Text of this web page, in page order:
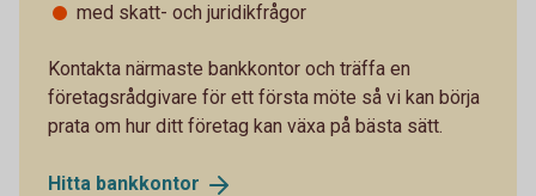
med skatt- och juridikfrågor
Kontakta närmaste bankkontor och träffa en
företagsrådgivare för ett första möte så vi kan börja
prata om hur ditt företag kan växa på bästa sätt.
Hitta bankkontor